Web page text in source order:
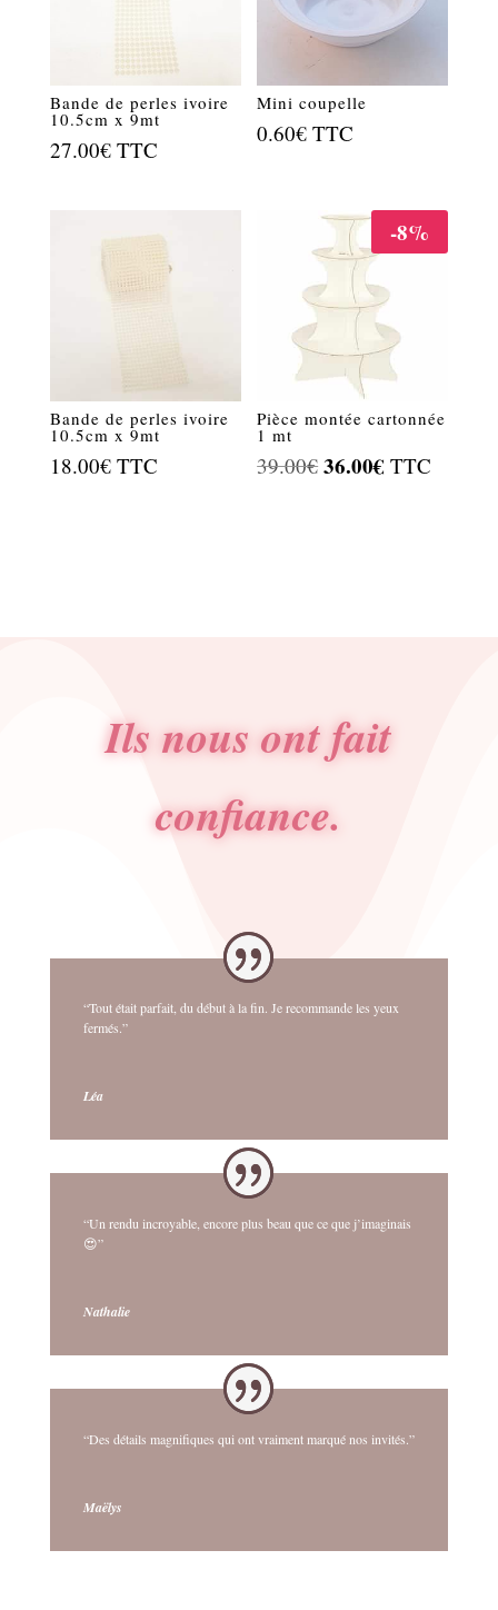
Bande de perles ivoire
10.5cm x 9mt
27.00€ TTC
Mini coupelle
0.60€ TTC
Bande de perles ivoire
10.5cm x 9mt
18.00€ TTC
-8%
Pièce montée cartonnée
1 mt
39.00€ Le
36.00€ Le
TTC
Ils nous ont fait
confiance.
“Tout était parfait, du début à la fin. Je recommande les yeux
fermés.”
Léa
“Un rendu incroyable, encore plus beau que ce que j’imaginais
😍”
Nathalie
“Des détails magnifiques qui ont vraiment marqué nos invités.”
Maëlys